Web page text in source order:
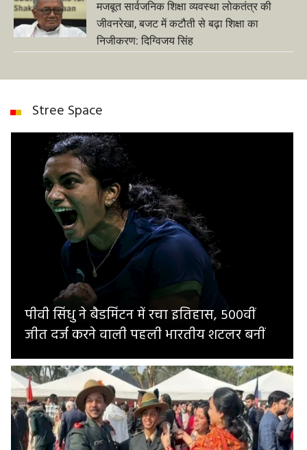
मजबूत सार्वजनिक शिक्षा व्यवस्था लोकतंत्र की
जीवनरेखा, बजट में कटौती से बढ़ा शिक्षा का
निजीकरण: दिग्विजय सिंह
Stree Space
पीवी सिंधु ने बैडमिंटन में रचा इतिहास, 500वीं
जीत दर्ज करने वाली पहली भारतीय शटलर बनीं